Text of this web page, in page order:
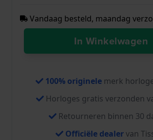
Vandaag besteld, maandag
In Winkelwagen
100% originele merk
Horloges gratis verzonden
Retourneren binnen 30
Officiële dealervan